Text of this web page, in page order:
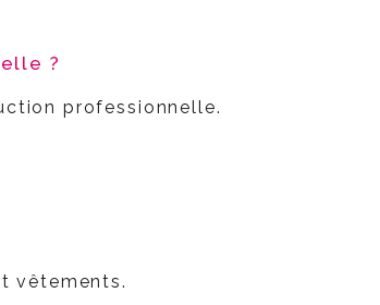
?
professionnelle.
vêtements.